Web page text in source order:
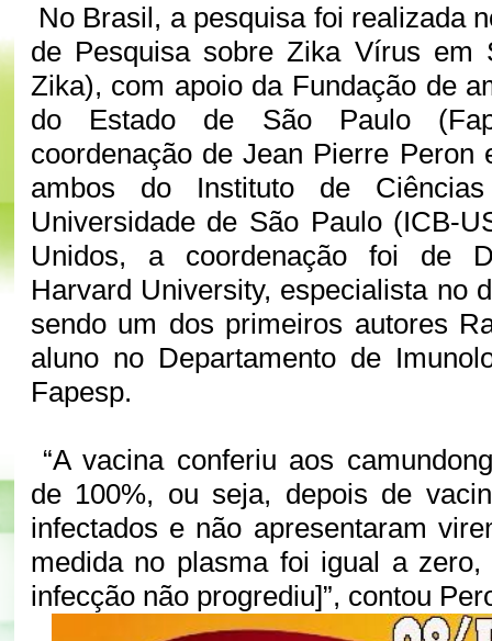
No Brasil, a pesquisa foi realizada
de Pesquisa sobre Zika Vírus em
Zika), com apoio da Fundação de
do Estado de São Paulo
coordenação de Jean Pierre Peron
ambos do Instituto de
Universidade de São Paulo (ICB-
Unidos, a coordenação foi de
Harvard University, especialista no
sendo um dos primeiros autores
aluno no Departamento de
Fapesp.
“A vacina conferiu aos
de 100%, ou seja, depois de
infectados e não apresentaram
medida no plasma foi igual a
infecção não progrediu]”, contou